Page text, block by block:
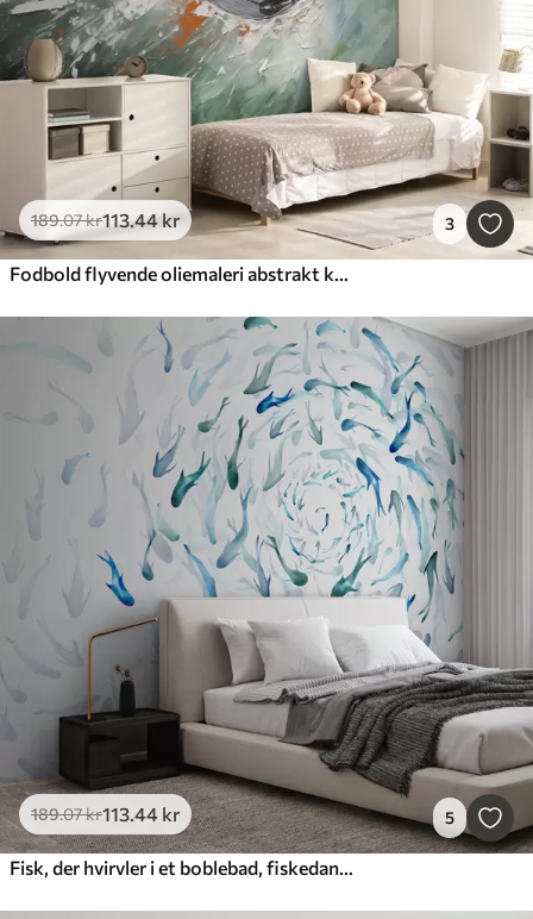
189.07kr113.44 kr 3
Fodbold flyvende oliemaleri abstrakt kunst
189.07kr113.44 kr 5
Fisk, der hvirvler i et boblebad, fiskedans, akvarel, haj, abstrakt komposition, minimalisme, blå, grøn farve